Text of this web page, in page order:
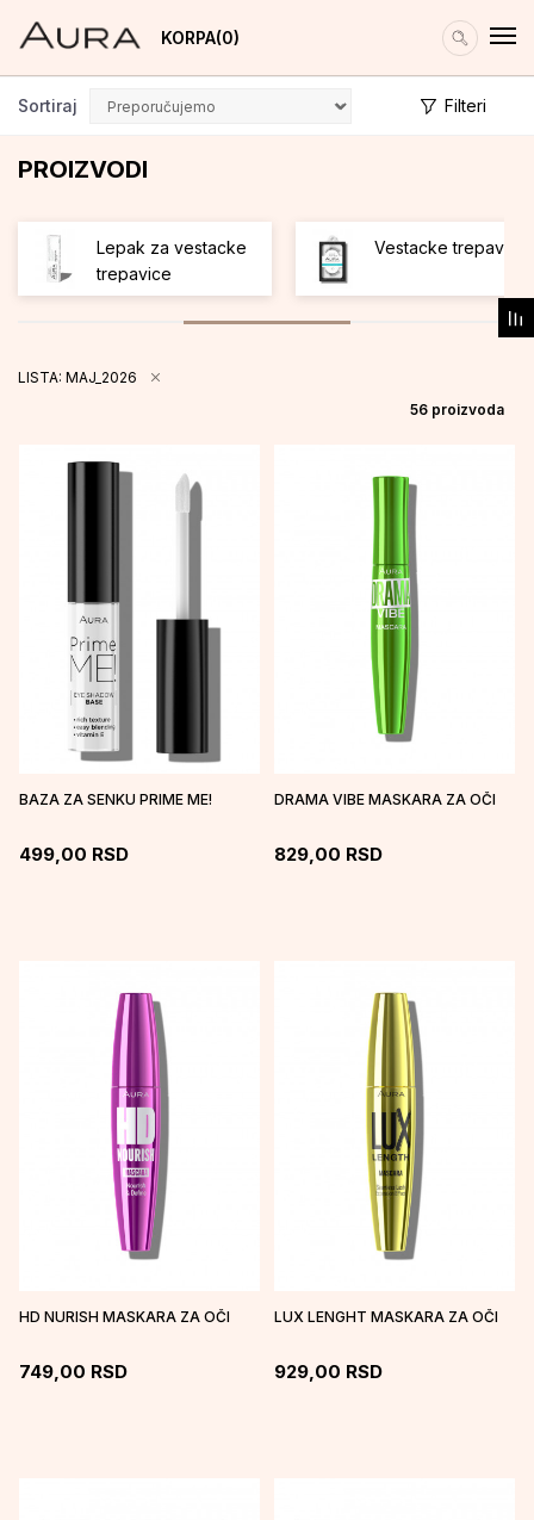
KORPA 0
PROIZVODI
Sortiraj Filteri
Lepak za vestacke
trepavice
Vestacke trepavice
LISTA: MAJ_2026
56 proizvoda
BAZA ZA SENKU PRIME ME!
499,00 RSD
DRAMA VIBE MASKARA ZA OČI
829,00 RSD
HD NURISH MASKARA ZA OČI
749,00 RSD
LUX LENGHT MASKARA ZA OČI
929,00 RSD